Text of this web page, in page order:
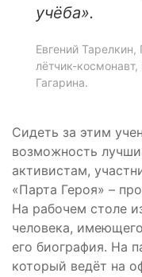
учёба».
Евгений
лётчик-
Гагарина.
Сидеть за этим
возможность
активистам,
«Парта Героя» –
На рабочем столе
человека,
его биография. На
который ведёт на